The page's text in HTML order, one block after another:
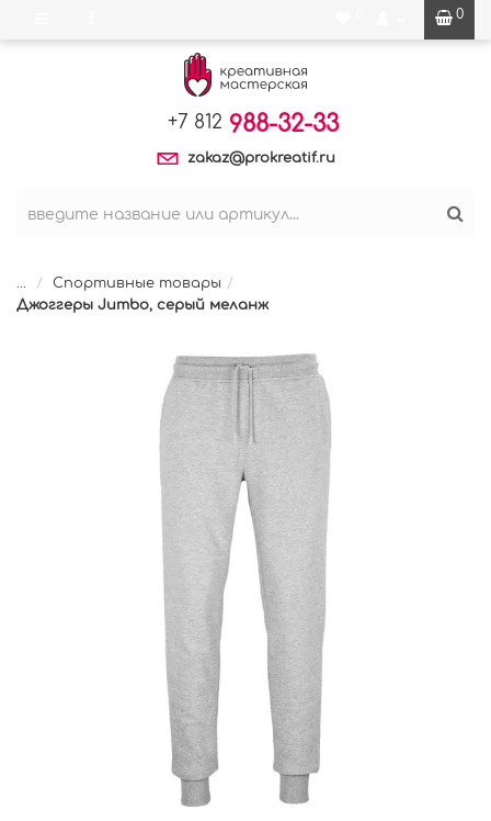
0
+7 812 988-32-33
zakaz@prokreatif.ru
...
Спортивные товары
Джоггеры Jumbo, серый меланж